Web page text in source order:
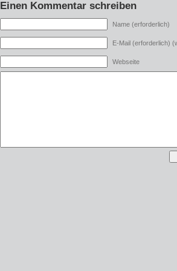
Einen Kommentar schreiben
Name (erforderlich)
E-Mail (erforderlich)
Webseite